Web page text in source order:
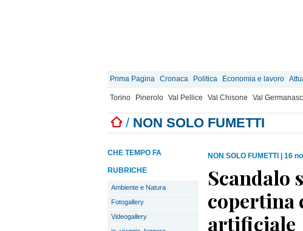
Prima Pagina Cronaca Politica Economia e lavoro
Torino Pinerolo Val Pellice Val Chisone Val
/ NON SOLO FUMETTI
CHE TEMPO FA
RUBRICHE
Ambiente e Natura
Fotogallery
Videogallery
NON SOLO FUMETTI 16
Scandalo
copertina
artificiale